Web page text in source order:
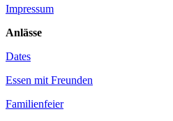
Impressum
Anlässe
Dates
Essen mit Freunden
Familienfeier